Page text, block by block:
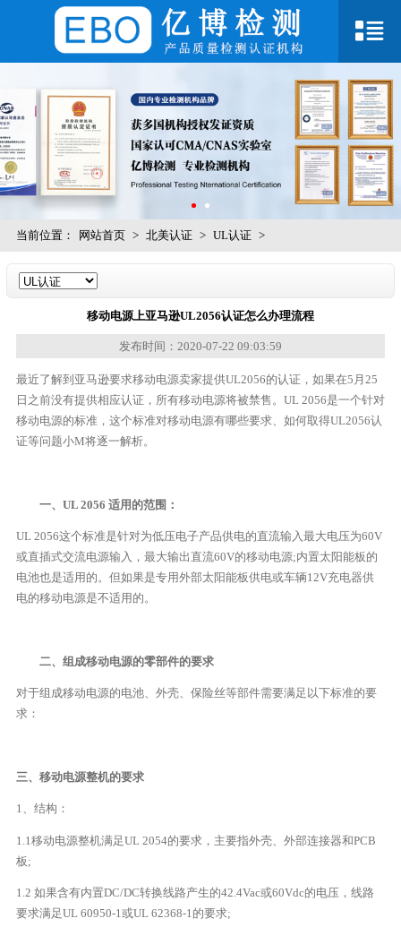
当前位置： 网站首页 > 北美认证 > UL认证 >
移动电源上亚马逊UL2056认证怎么办理流程
发布时间：2020-07-22 09:03:59
最近了解到亚马逊要求移动电源卖家提供UL2056的认证，如果在5月25
日之前没有提供相应认证，所有移动电源将被禁售。UL 2056是一个针对
移动电源的标准，这个标准对移动电源有哪些要求、如何取得UL2056认
证等问题小M将逐一解析。
一、UL 2056 适用的范围：
UL 2056这个标准是针对为低压电子产品供电的直流输入最大电压为60V
或直插式交流电源输入，最大输出直流60V的移动电源;内置太阳能板的
电池也是适用的。但如果是专用外部太阳能板供电或车辆12V充电器供
电的移动电源是不适用的。
二、组成移动电源的零部件的要求
对于组成移动电源的电池、外壳、保险丝等部件需要满足以下标准的要
求：
三、移动电源整机的要求
1、结构：
1.1移动电源整机满足UL 2054的要求，主要指外壳、外部连接器和PCB
板;
1.2 如果含有内置DC/DC转换线路产生的42.4Vac或60Vdc的电压，线路
要求满足UL 60950-1或UL 62368-1的要求;